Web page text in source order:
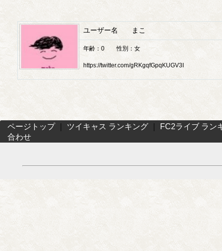
ユーザー名 まこ
年齢：0 性別：女
https://twitter.com/gRKgqfGpqKUGV3I
ページトップ｜ ツイキャス ランキング
FC2ライブ ラン
合わせ